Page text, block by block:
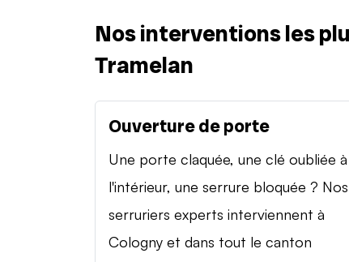
Nos interventions les
Tramelan
Ouverture de porte
Une porte claquée, une clé oubliée à
l'intérieur, une serrure bloquée ? Nos
serruriers experts interviennent à
Cologny et dans tout le canton